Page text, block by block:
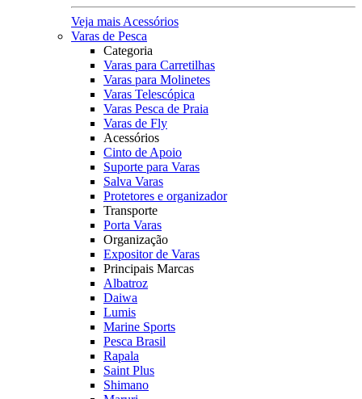
Veja mais Acessórios
Varas de Pesca
Categoria
Varas para Carretilhas
Varas para Molinetes
Varas Telescópica
Varas Pesca de Praia
Varas de Fly
Acessórios
Cinto de Apoio
Suporte para Varas
Salva Varas
Protetores e organizador
Transporte
Porta Varas
Organização
Expositor de Varas
Principais Marcas
Albatroz
Daiwa
Lumis
Marine Sports
Pesca Brasil
Rapala
Saint Plus
Shimano